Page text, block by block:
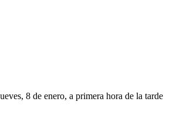
8 de enero, a primera hora de la tarde